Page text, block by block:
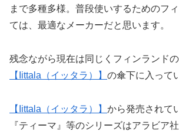
まで多種多様。普段使いするためのフ
ては、最適なメーカーだと思います。
残念ながら現在は同じくフィンランド
【Iittala（イッタラ）】 の傘下に入って
【Iittala（イッタラ）】 から発売されて
『ティーマ』等のシリーズはアラビア